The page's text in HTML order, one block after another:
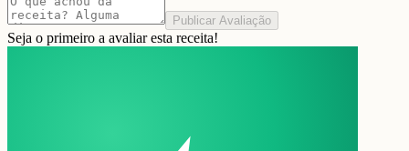
Publicar Avaliação
Seja o primeiro a avaliar esta receita!